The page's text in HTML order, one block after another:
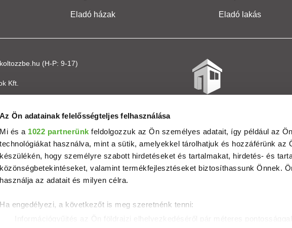
Az Ön adatainak felelősségteljes felhasználása
Mi és a 1022 partnerünk feldolgozzuk az Ön személyes adatait, így például az
technológiákat használva, mint a sütik, amelyekkel tárolhatjuk és hozzáférünk az
készülékén, hogy személyre szabott hirdetéseket és tartalmakat, hirdetés- és
közönségbetekintéseket, valamint termékfejlesztéseket biztosíthassunk Önnek.
használja az adatait és milyen célra.
Ha engedélyezi, a következőt is meg szeretnénk tenni:
Eladó házak Eladó lakás
(H-P: 9-17)
Kft.